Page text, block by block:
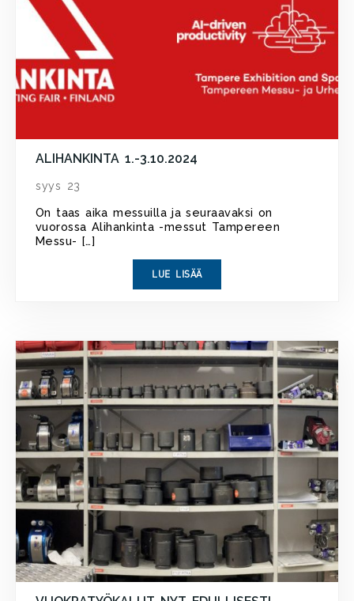
ALIHANKINTA 1.-3.10.2024
syys 23
On taas aika messuilla ja seuraavaksi on
vuorossa Alihankinta -messut Tampereen
Messu- […]
LUE LISÄÄ